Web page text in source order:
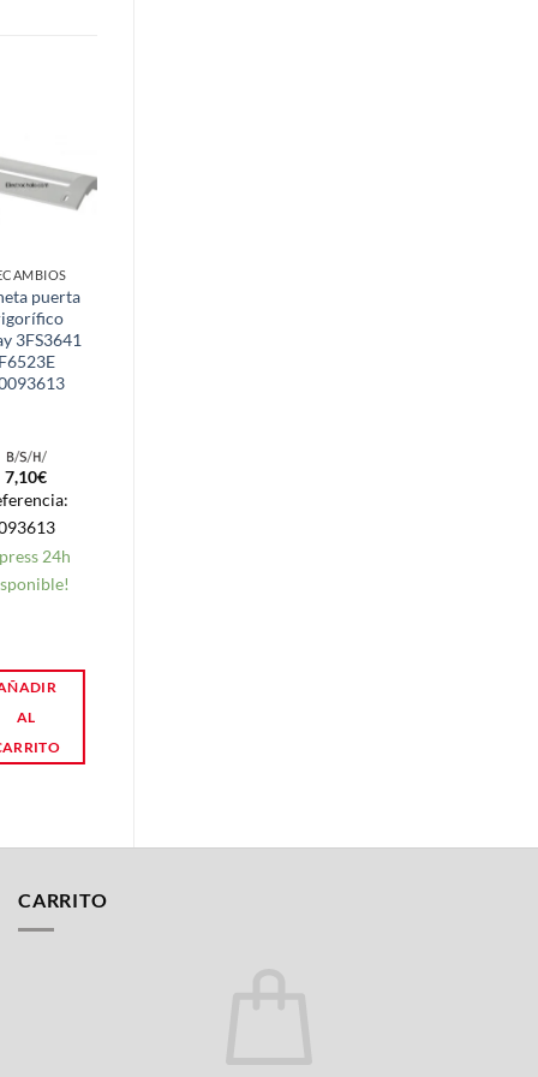
puerta
3FS3641
F6523E
7,10€
24h
AL
CARRITO